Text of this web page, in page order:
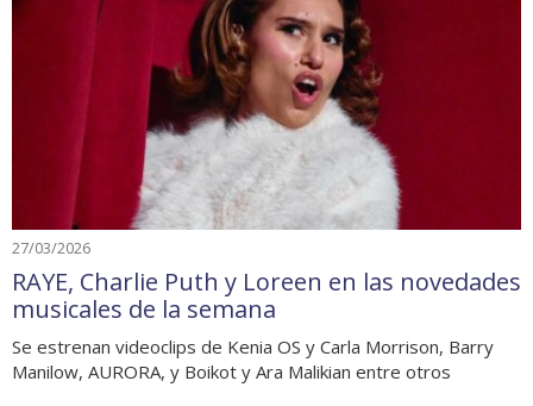
27/03/2026
RAYE, Charlie Puth y Loreen en las novedades
musicales de la semana
Se estrenan videoclips de Kenia OS y Carla Morrison, Barry
Manilow, AURORA, y Boikot y Ara Malikian entre otros